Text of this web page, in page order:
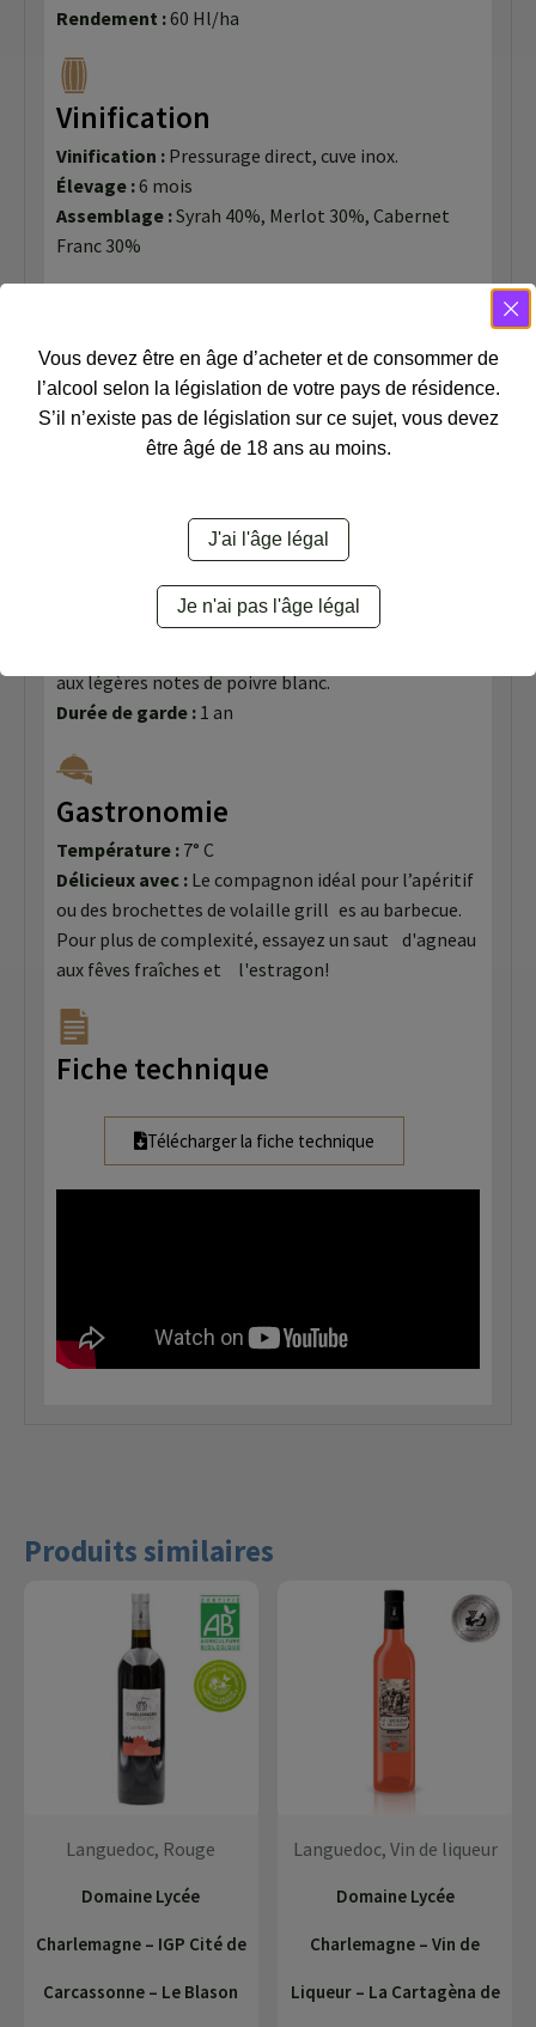
Rendement :60 Hl/ha
Vinification
Vinification : Pressurage direct, cuve inox.
Élevage :6 mois
Assemblage :Syrah 40%, Merlot 30%, Cabernet
Franc 30%
Dégustation
Oeil : Robe d licatement saumon e, pale, brillante
aux reflets cristallins.
Expressif, aux notes gourmandes de fruits
Attaque tout en finesse et fraîcheur. Des
arômes de fruits rouges croquants et acidulés
comme la fraise vont s’exprimer. Une pointe
végétale accompagne cette gourmandise,
aux légères notes de poivre blanc.
Durée de garde : 1 an
Gastronomie
Température : 7° C
Délicieux avec : Le compagnon idéal pour l’apéritif
ou des brochettes de volaille grill es au barbecue.
Pour plus de complexité, essayez un saut d'agneau
aux fêves fraîches et l'estragon!
Fiche technique
Télécharger la fiche technique
Produits similaires
Languedoc, Rouge
Domaine Lycée
Charlemagne – IGP Cité de
Carcassonne – Le Blason
Languedoc, Vin de liqueur
Domaine Lycée
Charlemagne – Vin de
Liqueur – La Cartagèna de
Vous devez être en âge d’acheter et de consommer de
l’alcool selon la législation de votre pays de résidence.
S’il n’existe pas de législation sur ce sujet, vous devez
être âgé de 18 ans au moins.
J'ai l'âge légal
Je n'ai pas l'âge légal